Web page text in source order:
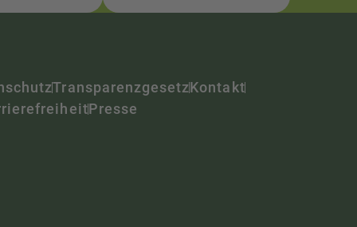
TransparenzgesetzKontakt
Presse